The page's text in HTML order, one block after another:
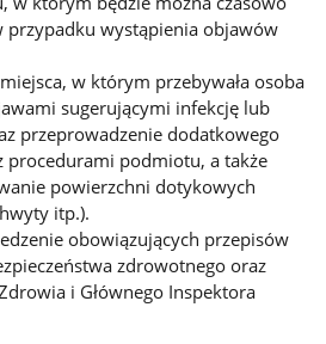
przypadku wystąpienia objawów
w którym przebywała osoba
sugerującymi infekcję lub
przeprowadzenie dodatkowego
procedurami podmiotu, a także
powierzchni dotykowych
itp.).
obowiązujących przepisów
zdrowotnego oraz
i Głównego Inspektora